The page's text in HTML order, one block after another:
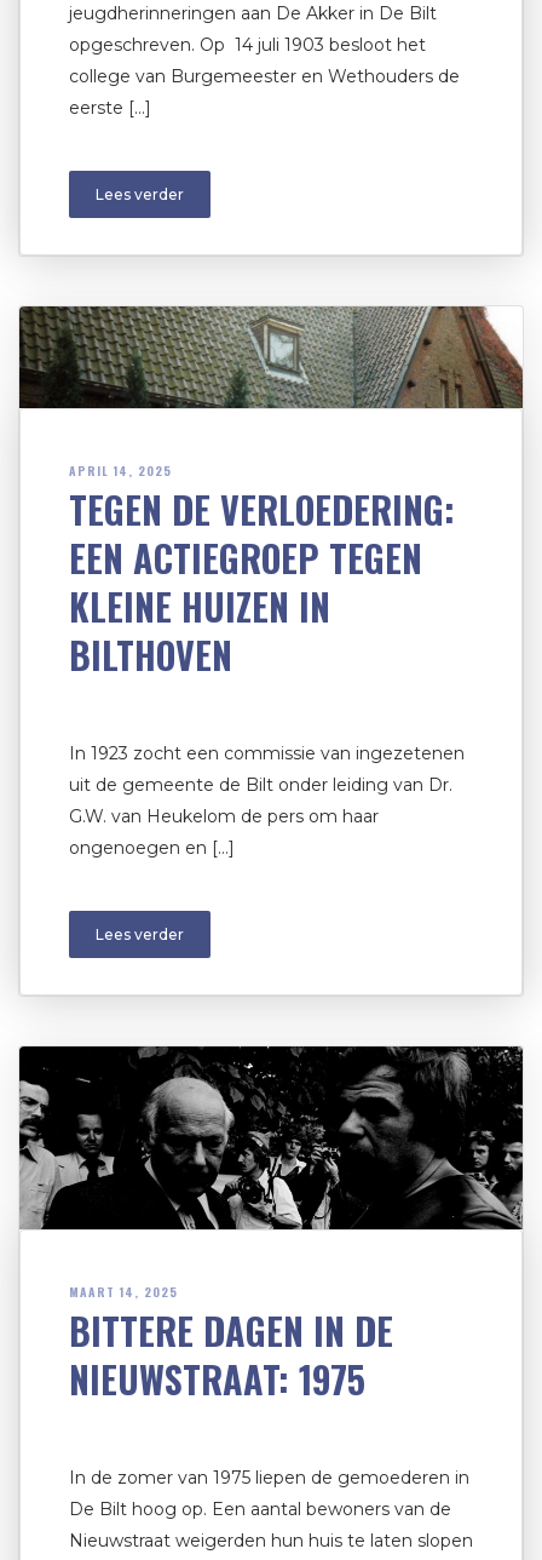
jeugdherinneringen aan De Akker in De Bilt
opgeschreven. Op 14 juli 1903 besloot het
college van Burgemeester en Wethouders de
eerste […]
Lees verder
APRIL 14, 2025
TEGEN DE VERLOEDERING:
EEN ACTIEGROEP TEGEN
KLEINE HUIZEN IN
BILTHOVEN
In 1923 zocht een commissie van ingezetenen
uit de gemeente de Bilt onder leiding van Dr.
G.W. van Heukelom de pers om haar
ongenoegen en […]
Lees verder
MAART 14, 2025
BITTERE DAGEN IN DE
NIEUWSTRAAT: 1975
In de zomer van 1975 liepen de gemoederen in
De Bilt hoog op. Een aantal bewoners van de
Nieuwstraat weigerden hun huis te laten slopen